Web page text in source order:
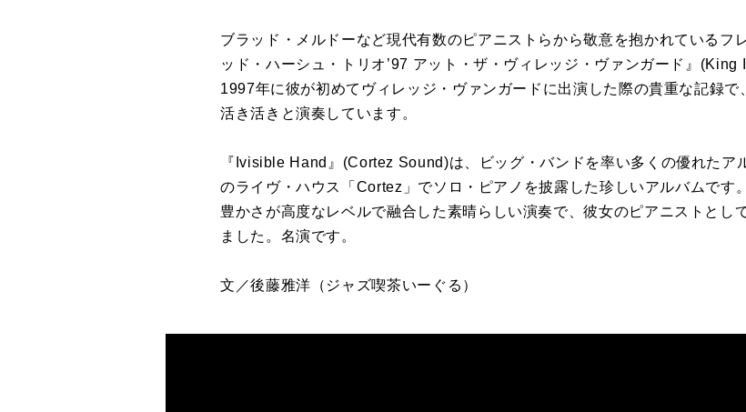
ブラッド・メルドーなど現代有数のピアニストらから敬意を抱かれているフ
ッド・ハーシュ・トリオ’97 アット・ザ・ヴィレッジ・ヴァンガード』
1997年に彼が初めてヴィレッジ・ヴァンガードに出演した際の貴重な記録
活き活きと演奏しています。
『Ivisible Hand』(Cortez Sound)は、ビッグ・バンドを率い多くの優れたア
のライヴ・ハウス「Cortez」でソロ・ピアノを披露した珍しいアルバムです
豊かさが高度なレベルで融合した素晴らしい演奏で、彼女のピアニストとし
ました。名演です。
文／後藤雅洋 （ジャズ喫茶いーぐる）